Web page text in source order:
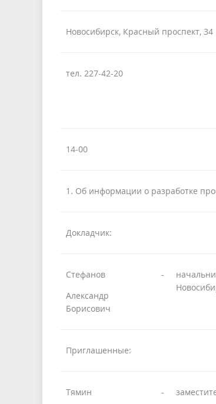
Новосибирск, Красный проспект, 34
тел. 227-42-20
14-00
1. Об информации о разработке
Докладчик:
Стефанов
Александр
Борисович
-
Приглашенные:
Тямин
-